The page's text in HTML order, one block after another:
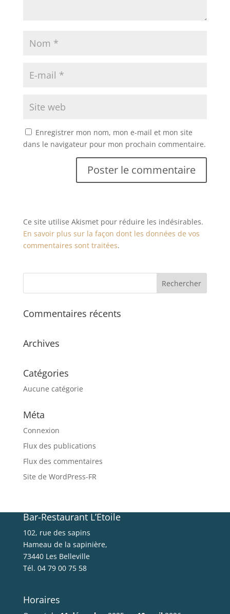
Enregistrer mon nom, mon e-mail et mon site
dans le navigateur pour mon prochain commentaire.
Ce site utilise Akismet pour réduire les indésirables.
En savoir plus sur la façon dont les données de vos
commentaires sont traitées.
Commentaires récents
Archives
Catégories
Aucune catégorie
Méta
Connexion
Flux des publications
Flux des commentaires
Site de WordPress-FR
Bar-Restaurant L’Etoile
102, rue des sapins
Hameau de la sapinière,
73440 Les Belleville
Tél. 04 79 00 75 58
Horaires